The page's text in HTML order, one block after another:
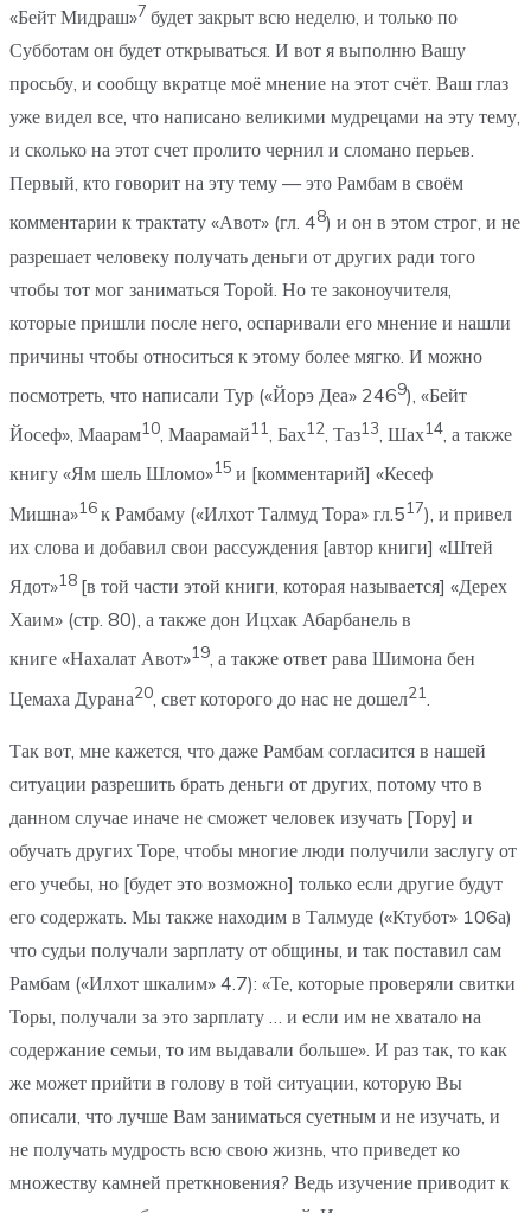
«Бейт Мидраш»7 будет закрыт всю неделю, и только по
Субботам он будет открываться. И вот я выполню Вашу
просьбу, и сообщу вкратце моё мнение на этот счёт. Ваш глаз
уже видел все, что написано великими мудрецами на эту тему,
и сколько на этот счет пролито чернил и сломано перьев.
Первый, кто говорит на эту тему — это Рамбам в своём
комментарии к трактату «Авот» (гл. 48) и он в этом строг, и не
разрешает человеку получать деньги от других ради того
чтобы тот мог заниматься Торой. Но те законоучителя,
которые пришли после него, оспаривали его мнение и нашли
причины чтобы относиться к этому более мягко. И можно
посмотреть, что написали Тур («Йорэ Деа» 2469), «Бейт
Йосеф», Маарам10, Маарамай11, Бах12, Таз13, Шах14, а также
книгу «Ям шель Шломо»15 и [комментарий] «Кесеф
Мишна»16к Рамбаму («Илхот Талмуд Тора» гл.517), и привел
их слова и добавил свои рассуждения [автор книги] «Штей
Ядот»18 [в той части этой книги, которая называется] «Дерех
Хаим» (стр. 80), а также дон Ицхак Абарбанель в
книге «Нахалат Авот»19, а также ответ рава Шимона бен
Цемаха Дурана20, свет которого до нас не дошел21.
Так вот, мне кажется, что даже Рамбам согласится в нашей
ситуации разрешить брать деньги от других, потому что в
данном случае иначе не сможет человек изучать [Тору] и
обучать других Торе, чтобы многие люди получили заслугу от
его учебы, но [будет это возможно] только если другие будут
его содержать. Мы также находим в Талмуде («Ктубот» 106а)
что судьи получали зарплату от общины, и так поставил сам
Рамбам («Илхот шкалим» 4.7): «Те, которые проверяли свитки
Торы, получали за это зарплату … и если им не хватало на
содержание семьи, то им выдавали больше». И раз так, то как
же может прийти в голову в той ситуации, которую Вы
описали, что лучше Вам заниматься суетным и не изучать, и
не получать мудрость всю свою жизнь, что приведет ко
множеству камней преткновения? Ведь изучение приводит к